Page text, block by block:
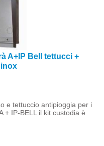
A+IP Bell tettucci +
e tettuccio antipioggia per i
+ IP-BELL il kit custodia è